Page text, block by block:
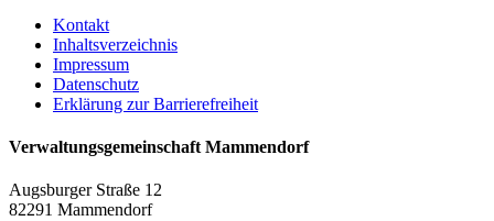
Kontakt
Inhaltsverzeichnis
Impressum
Datenschutz
Erklärung zur Barrierefreiheit
Verwaltungsgemeinschaft Mammendorf
Augsburger Straße 12
82291 Mammendorf